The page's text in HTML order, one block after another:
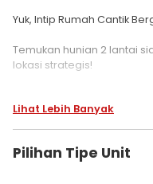
Yuk, Intip Rumah Cantik
Temukan hunian 2 lantai
lokasi strategis!
Cicilan hanya 5 Jutaan-an
Lihat Lebih Banyak
Pilihan Tipe Unit